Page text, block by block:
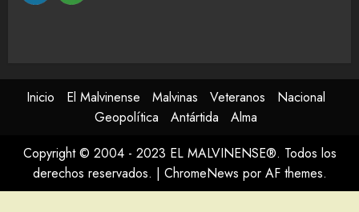
Inicio El Malvinense Malvinas Veteranos
Nacional
Geopolítica
Antártida
Alma
Copyright © 2004 - 2023 EL MALVINENSE®. Todos los
derechos reservados. | ChromeNews por AF themes.